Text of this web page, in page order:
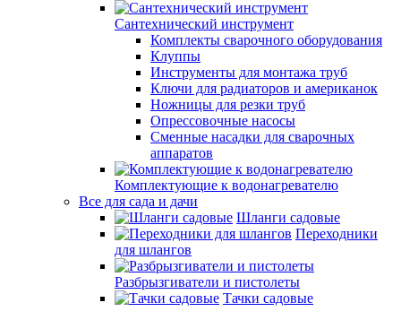
Сантехнический инструмент
Комплекты сварочного оборудования
Клуппы
Инструменты для монтажа труб
Ключи для радиаторов и американок
Ножницы для резки труб
Опрессовочные насосы
Сменные насадки для сварочных
аппаратов
Комплектующие к водонагревателю
Все для сада и дачи
Шланги садовые
Переходники
для шлангов
Разбрызгиватели и пистолеты
Тачки садовые